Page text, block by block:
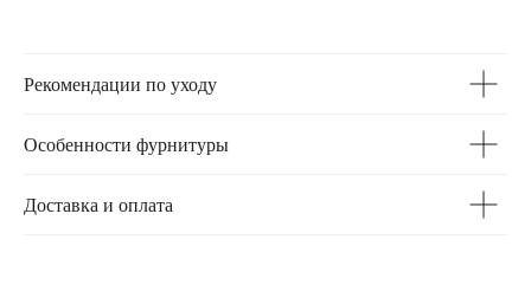
Рекомендации по уходу
Особенности фурнитуры
Доставка и оплата